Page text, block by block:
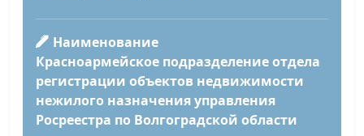
Наименование
Красноармейское подразделение отдела
регистрации объектов недвижимости
нежилого назначения управления
Росреестра по Волгоградской области